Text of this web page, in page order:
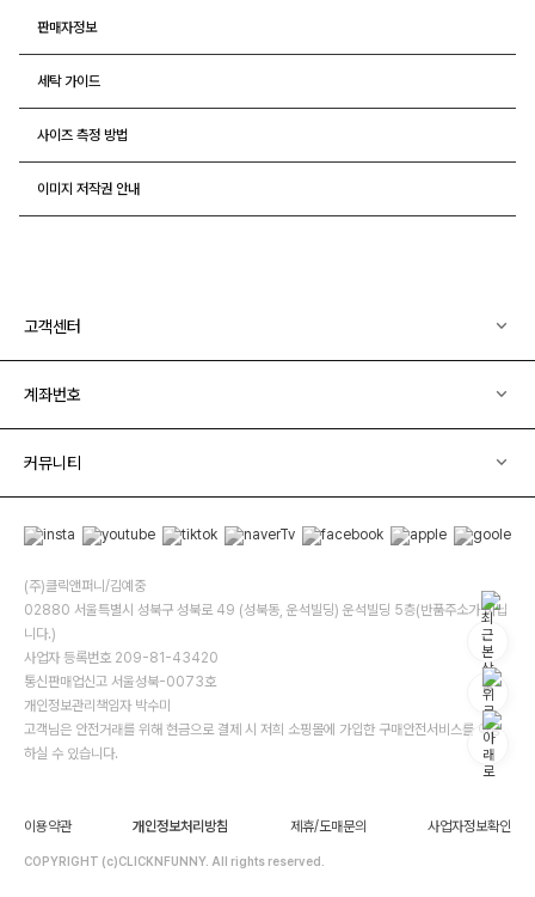
판매자정보
세탁 가이드
사이즈 측정 방법
이미지 저작권 안내
고객센터
계좌번호
커뮤니티
(주)클릭앤퍼니/김예중
02880 서울특별시 성북구 성북로 49 (성북동, 운석빌딩) 운석빌딩 5층(반품주소가 아닙
니다.)
사업자 등록번호 209-81-43420
통신판매업신고 서울성북-0073호
개인정보관리책임자 박수미
고객님은 안전거래를 위해 현금으로 결제 시 저희 소핑몰에 가입한 구매안전서비스를 이용
하실 수 있습니다.
이용약관 개인정보처리방침 제휴/도매문의 사업자정보확인
COPYRIGHT (c)CLICKNFUNNY. All rights reserved.